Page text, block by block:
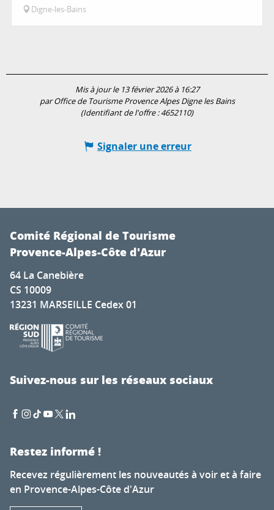
Digne-les-Bains
Mis à jour le 13 février 2026 à 16:27
par Office de Tourisme Provence Alpes Digne les Bains
(Identifiant de l'offre :4652110)
Signaler une erreur
Comité Régional de Tourisme
Provence-Alpes-Côte d'Azur
64 La Canebière
CS 10009
13231 MARSEILLE Cedex 01
Suivez-nous sur les réseaux sociaux
Restez informé !
Recevez régulièrement les nouveautés à voir et à faire
en Provence-Alpes-Côte d'Azur